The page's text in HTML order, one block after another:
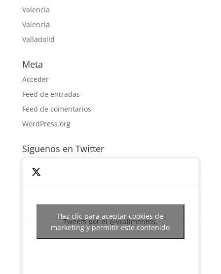
Valencia
Valencia
Valladolid
Meta
Acceder
Feed de entradas
Feed de comentarios
WordPress.org
Siguenos en Twitter
Tweets por el @vxalimentos.
Haz clic para aceptar cookies de
marketing y permitir este contenido